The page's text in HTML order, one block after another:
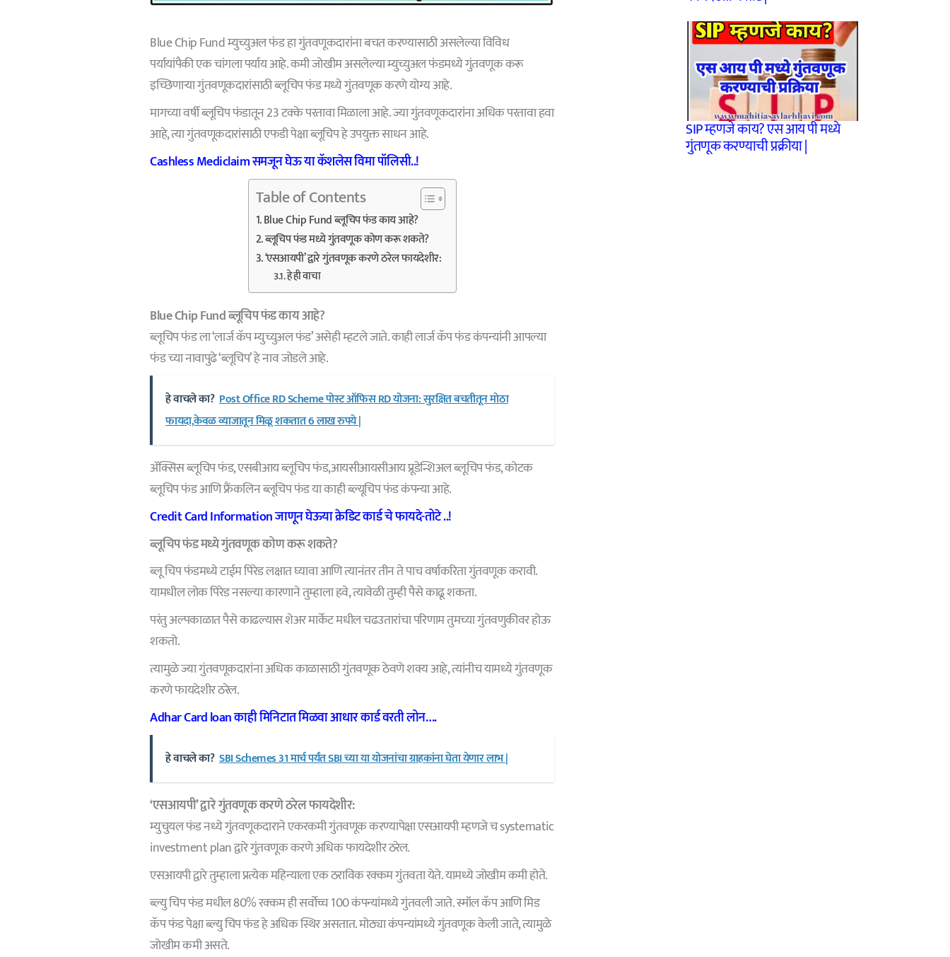
Blue Chip Fund म्युच्युअल फंड हा गुंतवणूकदारांना बचत करण्यासाठी असलेल्या विविध
पर्यायांपैकी एक चांगला पर्याय आहे. कमी जोखीम असलेल्या म्युच्युअल फंडमध्ये गुंतवणूक करू
इच्छिणाऱ्या गुंतवणूकदारांसाठी ब्लूचिप फंड मध्ये गुंतवणूक करणे योग्य आहे.
मागच्या वर्षी ब्लूचिप फंडातून 23 टक्के परतावा मिळाला आहे. ज्या गुंतवणूकदारांना अधिक परतावा हवा
आहे, त्या गुंतवणूकदारांसाठी एफडी पेक्षा ब्लूचिप हे उपयुक्त साधन आहे.
Cashless Mediclaim समजून घेऊ या कॅशलेस विमा पॉलिसी..!
Table of Contents
Blue Chip Fund ब्लूचिप फंड काय आहे?
ब्लूचिप फंड मध्ये गुंतवणूक कोण करू शकते?
‘एसआयपी’ द्वारे गुंतवणूक करणे ठरेल फायदेशीर:
हे ही वाचा
Blue Chip Fund ब्लूचिप फंड काय आहे?
ब्लूचिप फंड ला ‘लार्ज कॅप म्युच्युअल फंड’ असेही म्हटले जाते. काही लार्ज कॅप फंड कंपन्यांनी आपल्या
फंड च्या नावापुढे ‘ब्लूचिप’ हे नाव जोडले आहे.
हे वाचले का? Post Office RD Scheme पोस्ट ऑफिस RD योजना: सुरक्षित बचतीतून मोठा
फायदा,केवळ व्याजातून मिळू शकतात 6 लाख रुपये |
ॲक्सिस ब्लूचिप फंड, एसबीआय ब्लूचिप फंड,आयसीआयसीआय प्रूडेन्शिअल ब्लूचिप फंड, कोटक
ब्लूचिप फंड आणि फ्रैंकलिन ब्लूचिप फंड या काही ब्ल्यूचिप फंड कंपन्या आहे.
Credit Card Information जाणून घेऊया क्रेडिट कार्ड चे फायदे-तोटे ..!
ब्लूचिप फंड मध्ये गुंतवणूक कोण करू शकते?
ब्लू चिप फंडमध्ये टाईम पिरेड लक्षात घ्यावा आणि त्यानंतर तीन ते पाच वर्षाकरिता गुंतवणूक करावी.
यामधील लोक पिरेड नसल्या कारणाने तुम्हाला हवे, त्यावेळी तुम्ही पैसे काढू शकता.
परंतु अल्पकाळात पैसे काढल्यास शेअर मार्केट मधील चढउतारांचा परिणाम तुमच्या गुंतवणुकीवर होऊ
शकतो.
त्यामुळे ज्या गुंतवणूकदारांना अधिक काळासाठी गुंतवणूक ठेवणे शक्य आहे, त्यांनीच यामध्ये गुंतवणूक
करणे फायदेशीर ठरेल.
Adhar Card loan काही मिनिटात मिळवा आधार कार्ड वरती लोन….
हे वाचले का? SBI Schemes 31 मार्च पर्यंत SBI च्या या योजनांचा ग्राहकांना घेता येणार लाभ |
‘एसआयपी’ द्वारे गुंतवणूक करणे ठरेल फायदेशीर:
म्युचुयल फंड नध्ये गुंतवणूकदाराने एकरकमी गुंतवणूक करण्यापेक्षा एसआयपी म्हणजे च systematic
investment plan द्वारे गुंतवणूक करणे अधिक फायदेशीर ठरेल.
एसआयपी द्वारे तुम्हाला प्रत्येक महिन्याला एक ठराविक रक्कम गुंतवता येते. यामध्ये जोखीम कमी होते.
ब्ल्यु चिप फंड मधील 80% रक्कम ही सर्वोच्च 100 कंपन्यांमध्ये गुंतवली जाते. स्मॉल कॅप आणि मिड
कॅप फंड पेक्षा ब्ल्यु चिप फंड हे अधिक स्थिर असतात. मोठ्या कंपन्यांमध्ये गुंतवणूक केली जाते, त्यामुळे
जोखीम कमी असते.
SIP म्हणजे काय? एस आय पी मध्ये
गुंतणूक करण्याची प्रक्रीया |